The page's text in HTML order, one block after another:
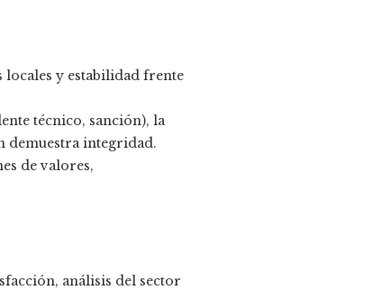
y estabilidad frente
técnico, sanción), la
demuestra integridad.
de valores,
análisis del sector